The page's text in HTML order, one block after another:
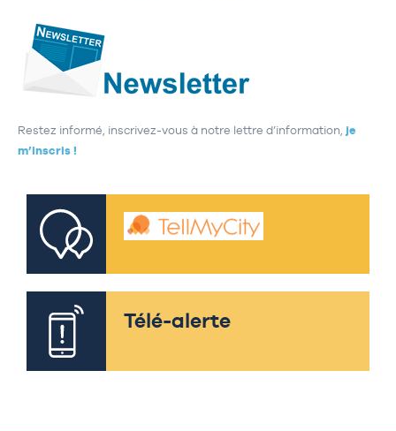
Restez informé, inscrivez-vous à notre lettre d’information, je
m’inscris !
Télé-alerte